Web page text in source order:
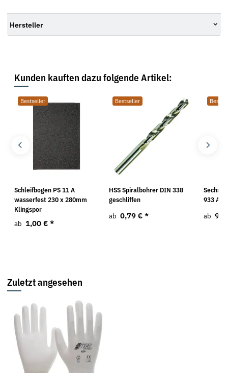
Hersteller
Kunden kauften dazu folgende Artikel:
Bestseller
Schleifbogen PS 11 A
wasserfest 230 x 280mm
Klingspor
ab 1,00 € *
Bestseller
HSS Spiralbohrer DIN 338
geschliffen
ab 0,79 € *
933 A4
ab
Zuletzt angesehen